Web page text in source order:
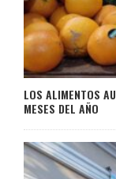
LOS ALIMENTOS
MESES DEL AÑO